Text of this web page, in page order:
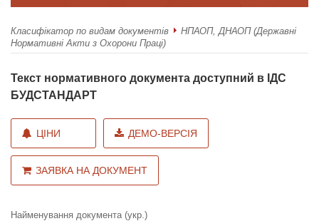
Класифікатор по видам документів
НПАОП, ДНАОП (Державні
Нормативні Акти з Охорони Праці)
Текст нормативного документа доступний в ІДС
БУДСТАНДАРТ
ЦІНИ ДЕМО-ВЕРСІЯ
ЗАЯВКА НА ДОКУМЕНТ
Найменування документа (укр.)